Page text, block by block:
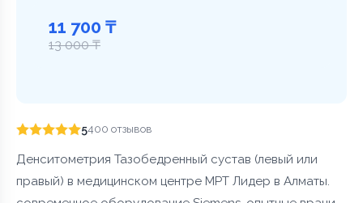
11 700 ₸
13 000 ₸
5400 отзывов
Денситометрия Тазобедренный сустав (левый или
правый) в медицинском центре МРТ Лидер в Алматы.